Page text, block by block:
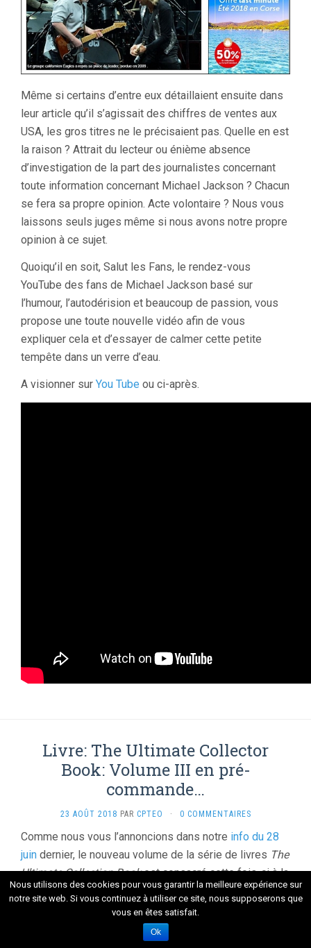
Même si certains d’entre eux détaillaient ensuite dans
leur article qu’il s’agissait des chiffres de ventes aux
USA, les gros titres ne le précisaient pas. Quelle en est
la raison ? Attrait du lecteur ou énième absence
d’investigation de la part des journalistes concernant
toute information concernant Michael Jackson ? Chacun
se fera sa propre opinion. Acte volontaire ? Nous vous
laissons seuls juges même si nous avons notre propre
opinion à ce sujet.
Quoiqu’il en soit, Salut les Fans, le rendez-vous
YouTube des fans de Michael Jackson basé sur
l’humour, l’autodérision et beaucoup de passion, vous
propose une toute nouvelle vidéo afin de vous
expliquer cela et d’essayer de calmer cette petite
tempête dans un verre d’eau.
A visionner sur You Tube ou ci-après.
Livre: The Ultimate Collector
Book: Volume III en pré-
commande…
23 AOÛT 2018 PAR CPTEO · 0 COMMENTAIRES
Comme nous vous l’annoncions dans notre info du 28
juin dernier, le nouveau volume de la série de livres The
Ultimate Collection Bookest consacré cette fois-ci à la
période BAD allant de 1987 à 1990.
Sixteen 11 Media Group propose dorénavant la
possibilité de pré-commander cet ouvrage dès
Nous utilisons des cookies pour vous garantir la meilleure expérience sur
notre site web. Si vous continuez à utiliser ce site, nous supposerons que
vous en êtes satisfait.
Ok